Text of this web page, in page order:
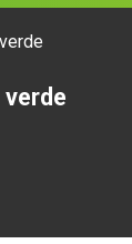
verde